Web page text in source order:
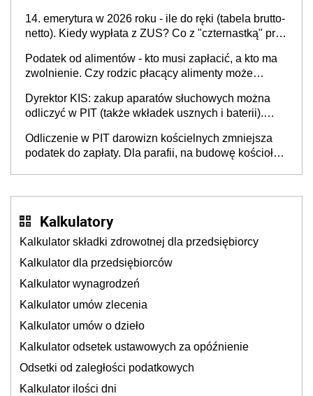
zależności od rodzaju aktywów (lokaty, obligacje, czy
akcje, fundusze inwestycyjne)
14. emerytura w 2026 roku - ile do ręki (tabela brutto-
netto). Kiedy wypłata z ZUS? Co z "czternastką" przy
Podatek od alimentów - kto musi zapłacić, a kto ma
zwolnienie. Czy rodzic płacący alimenty może
Dyrektor KIS: zakup aparatów słuchowych można
odliczyć w PIT (także wkładek usznych i baterii).
niepełnosprawność
Odliczenie w PIT darowizn kościelnych zmniejsza
podatek do zapłaty. Dla parafii, na budowę kościoła,
Kalkulatory
Kalkulator składki zdrowotnej dla przedsiębiorcy
Kalkulator dla przedsiębiorców
Kalkulator wynagrodzeń
Kalkulator umów zlecenia
Kalkulator umów o dzieło
Kalkulator odsetek ustawowych za opóźnienie
Odsetki od zaległości podatkowych
Kalkulator ilości dni